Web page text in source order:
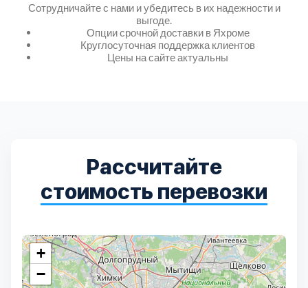
Сотрудничайте с нами и убедитесь в их надежности и
выгоде.
Опции срочной доставки в Яхроме
Круглосуточная поддержка клиентов
Цены на сайте актуальны
Рассчитайте
стоимость перевозки
+
−
Домодедовский
Зеленоградский
Каширский 2